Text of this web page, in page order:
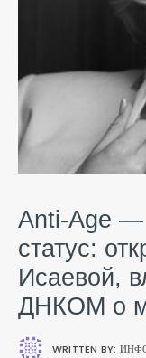
Anti-Age —
статус:
Исаевой,
ДНКОМ о
WRITTEN BY: